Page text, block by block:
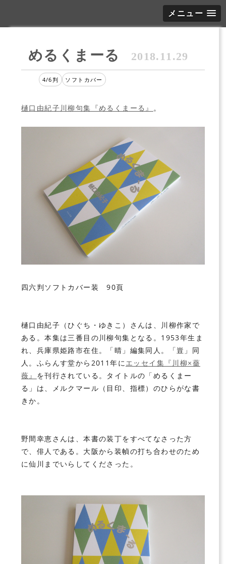
メニュー
めるくまーる 2018.11.29
4/6判 ソフトカバー
樋口由紀子川柳句集『めるくまーる』 。
四六判ソフトカバー装 90頁
樋口由紀子（ひぐち・ゆきこ）さんは、川柳作家で
ある。本集は三番目の川柳句集となる。1953年生ま
れ、兵庫県姫路市在住。「晴」編集同人。「豈」同
人。ふらんす堂から2011年にエッセイ集『川柳×薔
薇』 を刊行されている。タイトルの「めるくまー
る」は、メルクマール（目印、指標）のひらがな書
きか。
野間幸恵さんは、本書の装丁をすべてなさった方
で、俳人である。大阪から装幀の打ち合わせのため
に仙川までいらしてくださった。